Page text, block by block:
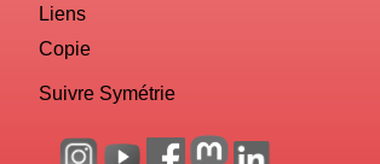
Liens
Copie
Suivre Symétrie